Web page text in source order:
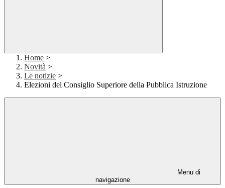
Home >
Novità >
Le notizie >
Elezioni del Consiglio Superiore della Pubblica Istruzione
Menu di
navigazione